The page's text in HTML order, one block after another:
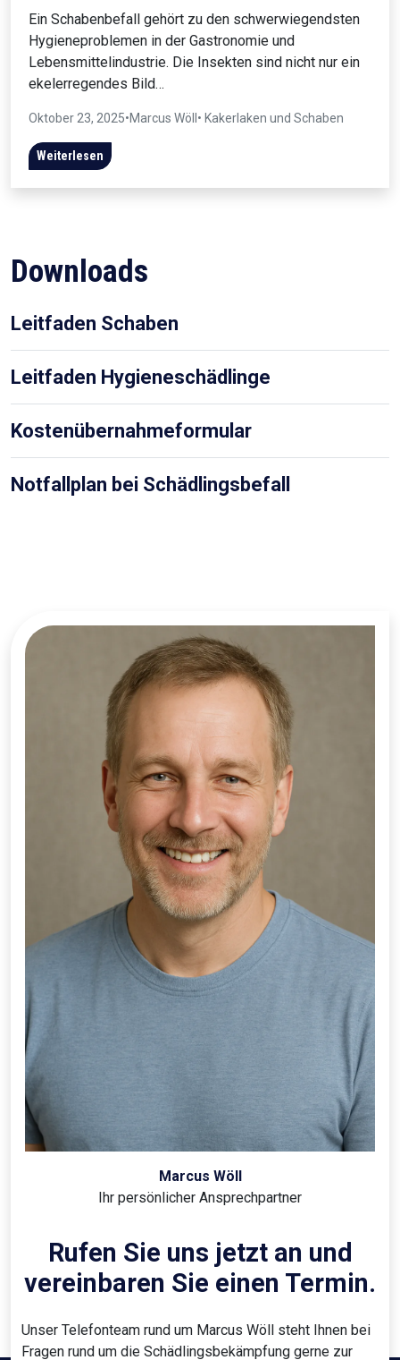
Ein Schabenbefall gehört zu den schwerwiegendsten
Hygieneproblemen in der Gastronomie und
Lebensmittelindustrie. Die Insekten sind nicht nur ein
ekelerregendes Bild…
Oktober 23, 2025•Marcus Wöll • Kakerlaken und Schaben
Weiterlesen
Downloads
Leitfaden Schaben
Leitfaden Hygieneschädlinge
Kostenübernahmeformular
Notfallplan bei Schädlingsbefall
Marcus Wöll
Ihr persönlicher Ansprechpartner
Rufen Sie uns jetzt an und
vereinbaren Sie einen Termin.
Unser Telefonteam rund um Marcus Wöll steht Ihnen bei
Fragen rund um die Schädlingsbekämpfung gerne zur